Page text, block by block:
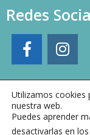
Redes
Utilizamos cookies
nuestra web.
Puedes aprender
desactivarlas en los